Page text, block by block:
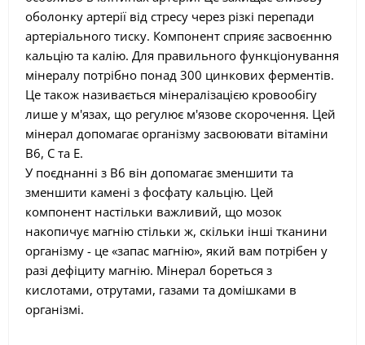
оболонку артерії від стресу через різкі перепади
артеріального тиску. Компонент сприяє засвоєнню
кальцію та калію. Для правильного функціонування
мінералу потрібно понад 300 цинкових ферментів.
Це також називається мінералізацією кровообігу
лише у м'язах, що регулює м'язове скорочення. Цей
мінерал допомагає організму засвоювати вітаміни
B6, C та E.
У поєднанні з B6 він допомагає зменшити та
зменшити камені з фосфату кальцію. Цей
компонент настільки важливий, що мозок
накопичує магнію стільки ж, скільки інші тканини
організму - це «запас магнію», який вам потрібен у
разі дефіциту магнію. Мінерал бореться з
кислотами, отрутами, газами та домішками в
організмі.